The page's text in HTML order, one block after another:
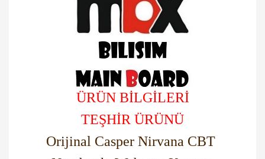
ÜRÜN BİLGİLERİ
TEŞHİR ÜRÜNÜ
Orijinal Casper Nirvana CBT